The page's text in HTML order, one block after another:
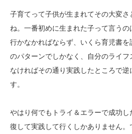
子育てって子供が生まれてその大変さ
ね。一番初めに生まれた子って言う
行かなかればならず、いくら育児書
のパターンでしかなく、自分のライ
なければその通り実践したところで
す。
やはり何でもトライ＆エラーで成功
復して実践して行くしかありません